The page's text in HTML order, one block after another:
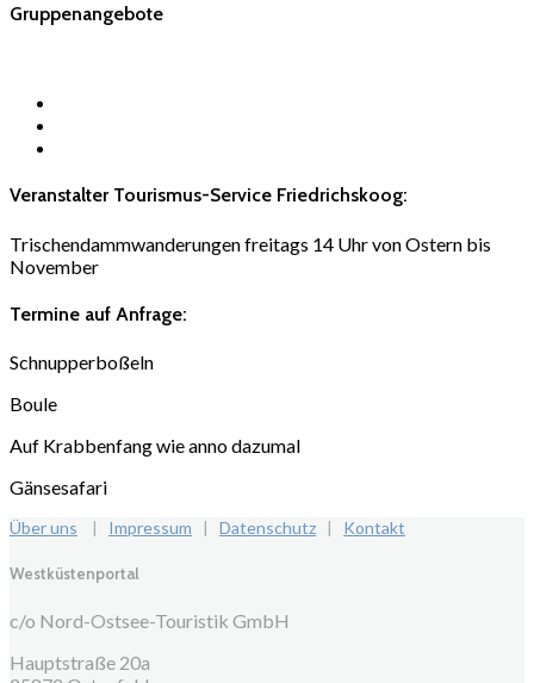
Gruppenangebote
Veranstalter Tourismus-Service Friedrichskoog:
Trischendammwanderungen freitags 14 Uhr von Ostern bis
November
Termine auf Anfrage:
Schnupperboßeln
Boule
Auf Krabbenfang wie anno dazumal
Gänsesafari
Über uns | Impressum | Datenschutz | Kontakt
Westküstenportal
c/o Nord-Ostsee-Touristik GmbH
Hauptstraße 20a